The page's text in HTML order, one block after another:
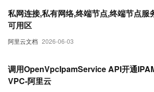
阿里云文档 2026-06-03
私网连接,私有网络,终端节点,终端节点服
可用区
调用OpenVpcIpamService API开通
VPC-阿里云